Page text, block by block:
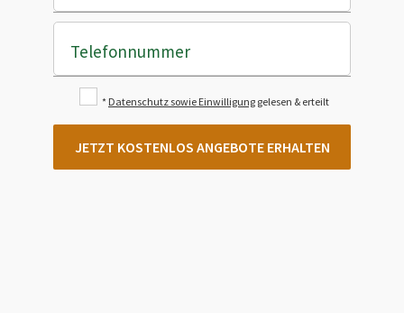
Telefonnummer
* Datenschutz sowie Einwilligung gelesen & erteilt
JETZT KOSTENLOS ANGEBOTE ERHALTEN